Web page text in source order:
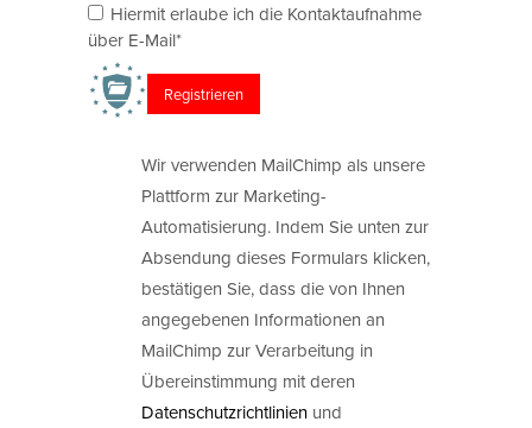
Hiermit erlaube ich die Kontaktaufnahme
über E-Mail*
Wir verwenden MailChimp als unsere
Plattform zur Marketing-
Automatisierung. Indem Sie unten zur
Absendung dieses Formulars klicken,
bestätigen Sie, dass die von Ihnen
angegebenen Informationen an
MailChimp zur Verarbeitung in
Übereinstimmung mit deren
Datenschutzrichtlinien und